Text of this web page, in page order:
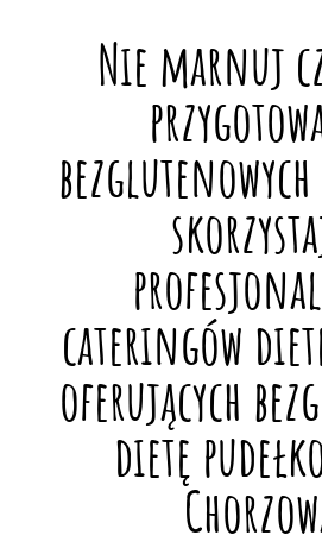
Nie marnuj
cateringów
oferujących
dietę